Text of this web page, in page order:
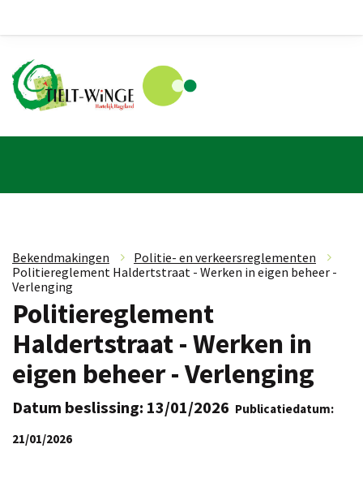
Bekendmakingen » Politie- en verkeersreglementen
»
Politiereglement Haldertstraat - Werken in eigen beheer -
Verlenging
Politiereglement
Haldertstraat - Werken in
eigen beheer - Verlenging
Datum beslissing: 13/01/2026 Publicatiedatum:
21/01/2026